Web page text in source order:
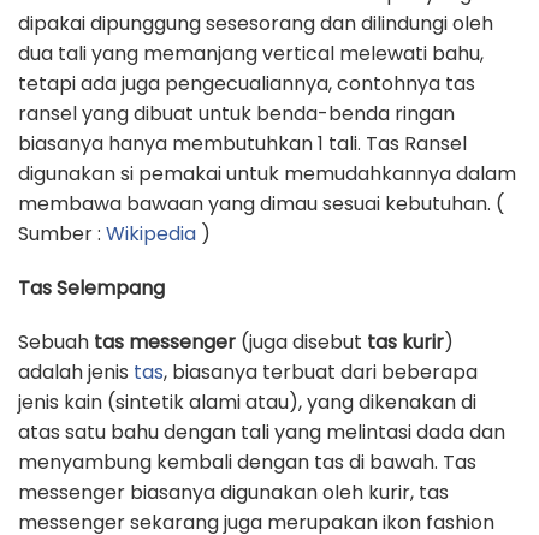
dipakai dipunggung sesesorang dan dilindungi oleh
dua tali yang memanjang vertical melewati bahu,
tetapi ada juga pengecualiannya, contohnya tas
ransel yang dibuat untuk benda-benda ringan
biasanya hanya membutuhkan 1 tali. Tas Ransel
digunakan si pemakai untuk memudahkannya dalam
membawa bawaan yang dimau sesuai kebutuhan. (
Sumber : Wikipedia )
Tas Selempang
Sebuah tas messenger (juga disebut tas kurir)
adalah jenis tas, biasanya terbuat dari beberapa
jenis kain (sintetik alami atau), yang dikenakan di
atas satu bahu dengan tali yang melintasi dada dan
menyambung kembali dengan tas di bawah. Tas
messenger biasanya digunakan oleh kurir, tas
messenger sekarang juga merupakan ikon fashion